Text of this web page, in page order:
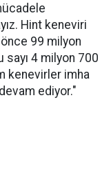
Hint keneviri
99 milyon
sayı 4 milyon 700
kenevirler imha
ediyor."